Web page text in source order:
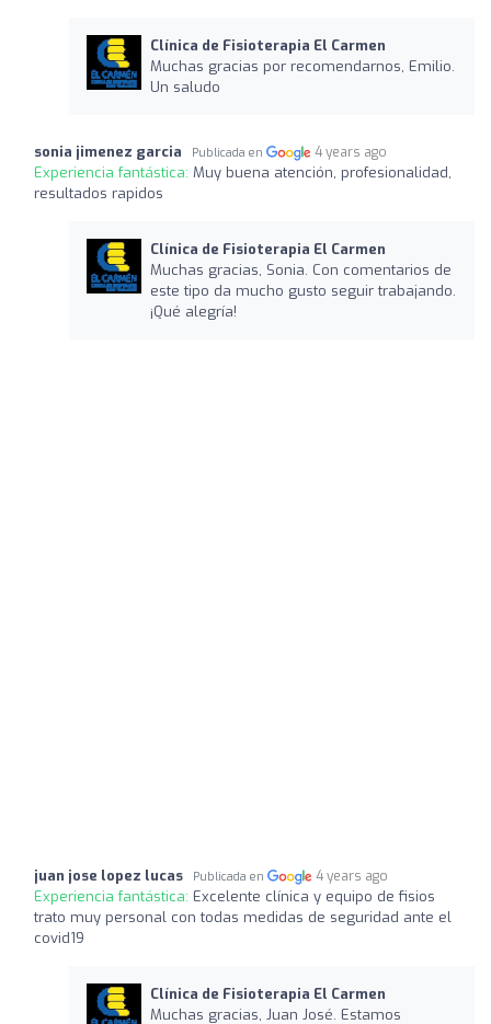
Clínica de Fisioterapia El Carmen
Muchas gracias por recomendarnos, Emilio.
Un saludo
sonia jimenez garcia Publicada en 4 years ago
Experiencia fantástica: Muy buena atención, profesionalidad,
resultados rapidos
Clínica de Fisioterapia El Carmen
Muchas gracias, Sonia. Con comentarios de
este tipo da mucho gusto seguir trabajando.
¡Qué alegría!
juan jose lopez lucas Publicada en 4 years ago
Experiencia fantástica: Excelente clínica y equipo de fisios
trato muy personal con todas medidas de seguridad ante el
covid19
Clínica de Fisioterapia El Carmen
Muchas gracias, Juan José. Estamos